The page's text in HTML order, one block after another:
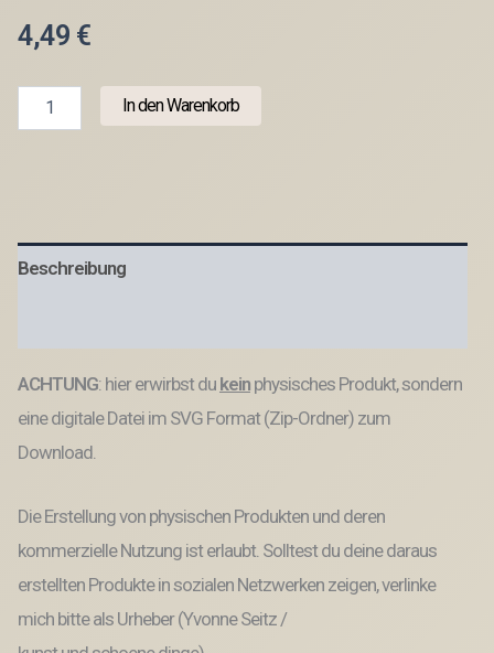
4,49 €
Essen
Laserdatei
In den Warenkorb
Beschreibung
ACHTUNG: hier erwirbst du kein physisches Produkt, sondern
eine digitale Datei im SVG Format (Zip-Ordner) zum
Download.
Die Erstellung von physischen Produkten und deren
kommerzielle Nutzung ist erlaubt. Solltest du deine daraus
erstellten Produkte in sozialen Netzwerken zeigen, verlinke
mich bitte als Urheber (Yvonne Seitz /